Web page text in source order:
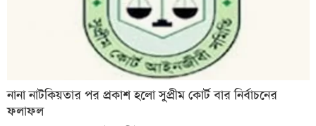
নানা নাটকিয়তার পর প্রকাশ হলো সুপ্রীম কোর্ট বার নির্বাচনের
ফলাফল